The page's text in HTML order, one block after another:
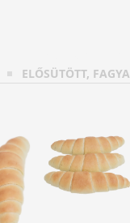
ELŐSÜTÖTT,